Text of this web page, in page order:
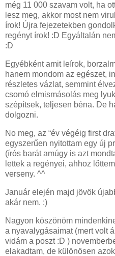
még 11 000 szavam volt, ha
lesz meg, akkor most nem
írok! Újra fejezetekben
regényt írok! :D Egyáltalán
:D
Egyébként amit leírok,
hanem mondom az egészet,
részletes vázlat, semmint
csomó elmismásolás meg
szépítsek, teljesen béna. De
dolgozni.
No meg, az “év végéig first
egyszerűen nyitottam egy új
(írós barát amúgy is azt
lettek a regényei, ahhoz
verseny. ^^
Január elején majd jövök
akár nem. :)
Nagyon köszönöm
a nyavalygásaimat (mert volt
vidám a poszt :D )
elakadtam, de különösen